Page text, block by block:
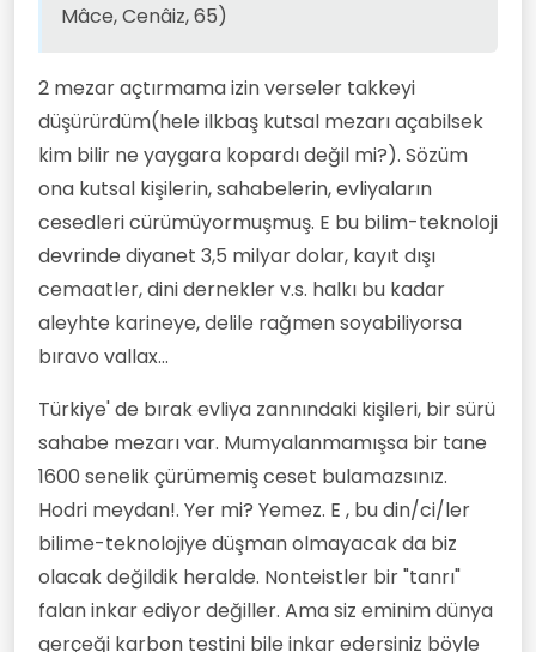
Mâce, Cenâiz, 65)
2 mezar açtırmama izin verseler takkeyi
düşürürdüm(hele ilkbaş kutsal mezarı açabilsek
kim bilir ne yaygara kopardı değil mi?). Sözüm
ona kutsal kişilerin, sahabelerin, evliyaların
cesedleri cürümüyormuşmuş. E bu bilim-teknoloji
devrinde diyanet 3,5 milyar dolar, kayıt dışı
cemaatler, dini dernekler v.s. halkı bu kadar
aleyhte karineye, delile rağmen soyabiliyorsa
bıravo vallax...
Türkiye' de bırak evliya zannındaki kişileri, bir sürü
sahabe mezarı var. Mumyalanmamışsa bir tane
1600 senelik çürümemiş ceset bulamazsınız.
Hodri meydan!. Yer mi? Yemez. E , bu din/ci/ler
bilime-teknolojiye düşman olmayacak da biz
olacak değildik heralde. Nonteistler bir "tanrı"
falan inkar ediyor değiller. Ama siz eminim dünya
gerçeği karbon testini bile inkar edersiniz böyle